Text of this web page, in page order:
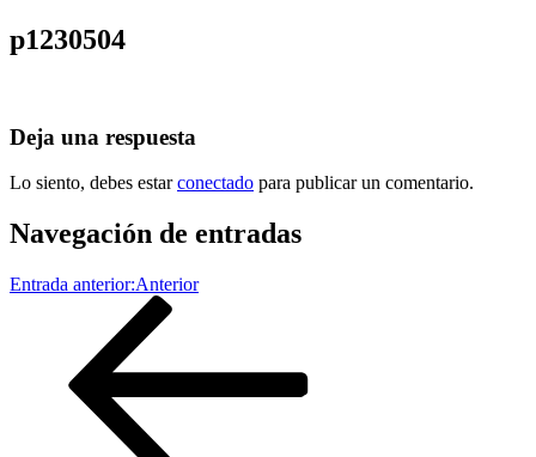
p1230504
Deja una respuesta
Lo siento, debes estarconectado para publicar un comentario.
Navegación de entradas
Entrada anterior:Anterior